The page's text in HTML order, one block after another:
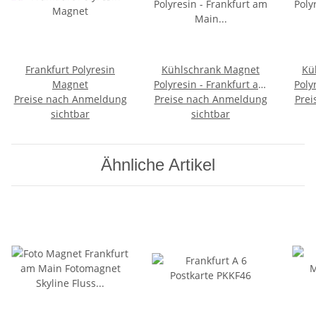
Frankfurt Polyresin
Magnet
Preise nach Anmeldung
sichtbar
Kühlschrank Magnet
Polyresin - Frankfurt am
Main Rathhaus
Preise nach Anmeldung
sichtbar
Ähnliche Artikel